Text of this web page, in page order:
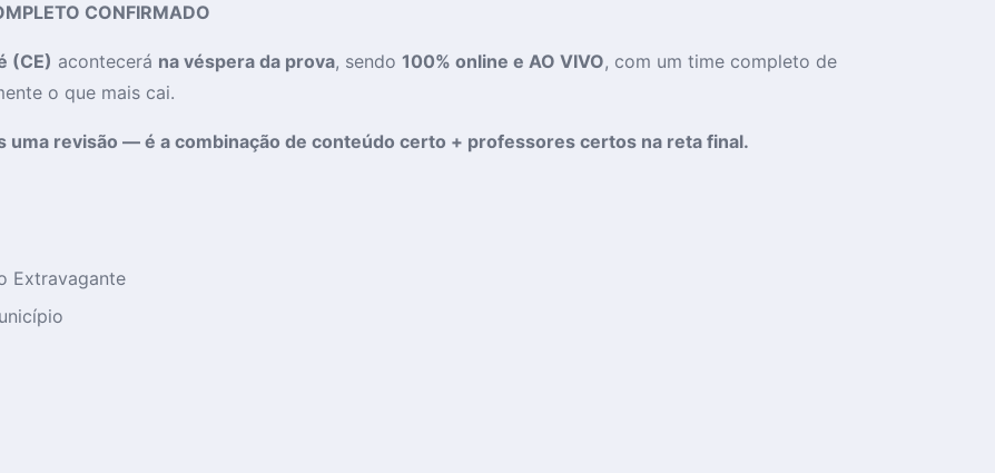
CONFIRMADO
(CE) acontecerá na véspera da prova, sendo 100% online e AO VIVO, com um time completo de
o que mais cai.
uma revisão — é a combinação de conteúdo certo + professores certos na reta final.
Extravagante